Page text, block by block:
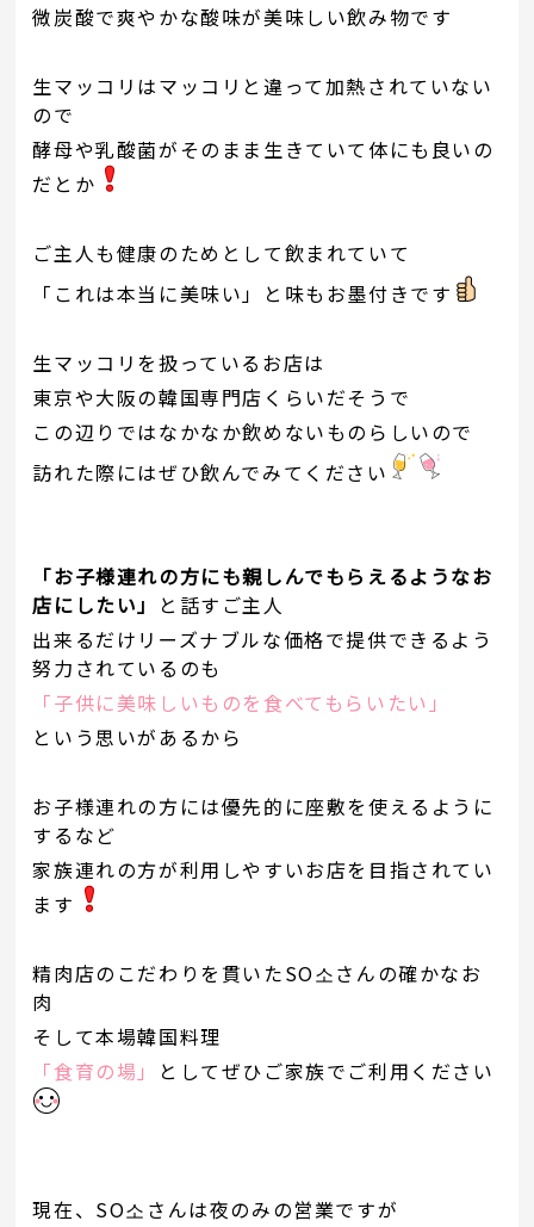
微炭酸で爽やかな酸味が美味しい飲み物です
生マッコリはマッコリと違って加熱されていない
ので
酵母や乳酸菌がそのまま生きていて体にも良いの
だとか
ご主人も健康のためとして飲まれていて
「これは本当に美味い」と味もお墨付きです
生マッコリを扱っているお店は
東京や大阪の韓国専門店くらいだそうで
この辺りではなかなか飲めないものらしいので
訪れた際にはぜひ飲んでみてください
「お子様連れの方にも親しんでもらえるようなお
店にしたい」
と話すご主人
出来るだけリーズナブルな価格で提供できるよう
努力されているのも
「子供に美味しいものを食べてもらいたい」
という思いがあるから
お子様連れの方には優先的に座敷を使えるように
するなど
家族連れの方が利用しやすいお店を目指されてい
ます
精肉店のこだわりを貫いたSO소さんの確かなお
肉
そして本場韓国料理
「食育の場」
としてぜひご家族でご利用ください
現在、SO소さんは夜のみの営業ですが